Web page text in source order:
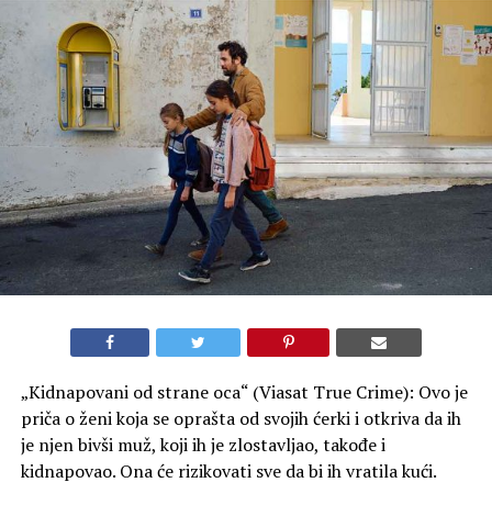
„Kidnapovani od strane oca“ (Viasat True Crime): Ovo je
priča o ženi koja se oprašta od svojih ćerki i otkriva da ih
je njen bivši muž, koji ih je zlostavljao, takođe i
kidnapovao. Ona će rizikovati sve da bi ih vratila kući.